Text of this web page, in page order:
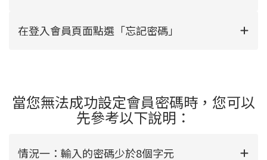
在登入會員頁面點選「忘記密碼」
當您無法成功設定會員密碼時，您可以
先參考以下說明：
情況一：輸入的密碼少於8個字元